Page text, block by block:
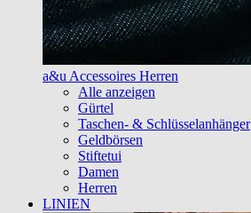
a&u Accessoires Herren
Alle anzeigen
Gürtel
Taschen- & Schlüsselanhänger
Geldbörsen
Stiftetui
Damen
Herren
LINIEN